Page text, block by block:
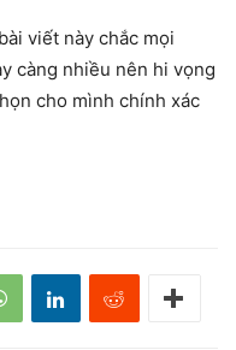
viết này chắc mọi
càng nhiều nên hi vọng
cho mình chính xác